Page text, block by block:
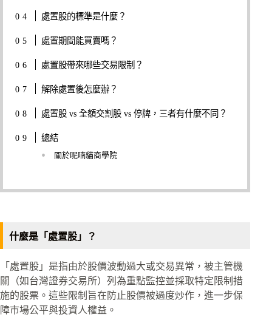
處置股的標準是什麼？
處置期間能買賣嗎？
處置股帶來哪些交易限制？
解除處置後怎麼辦？
處置股 vs 全額交割股 vs 停牌，三者有什麼不同？
總結
關於呢喃貓商學院
什麼是「處置股」？
「處置股」是指由於股價波動過大或交易異常，被主管機
關（如台灣證券交易所）列為重點監控並採取特定限制措
施的股票。這些限制旨在防止股價被過度炒作，進一步保
障市場公平與投資人權益。